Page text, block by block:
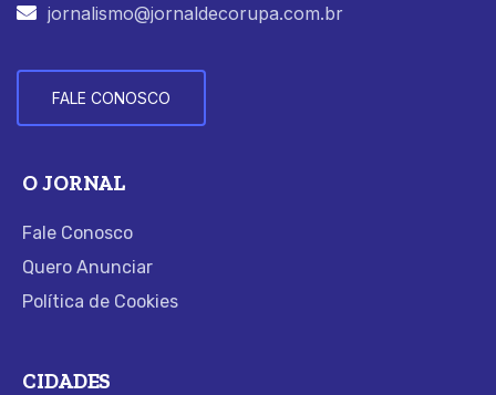
jornalismo@jornaldecorupa.com.br
FALE CONOSCO
O JORNAL
Fale Conosco
Quero Anunciar
Política de Cookies
CIDADES